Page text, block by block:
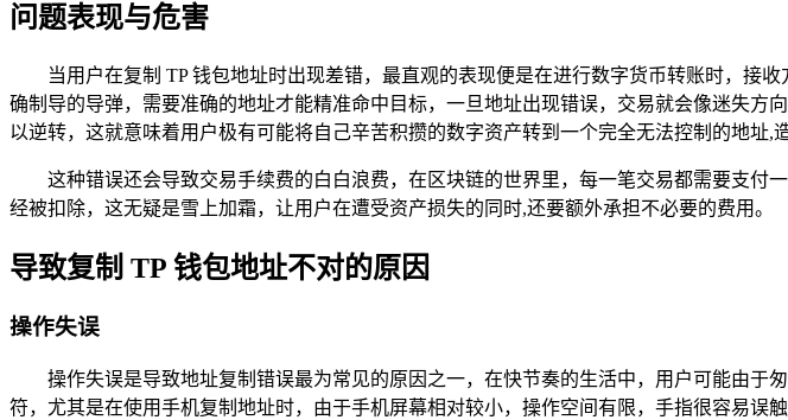
问题表现与危害
当用户在复制 TP 钱包地址时出现差错，最直观的表现便是在进行数字货币转账时，接
确制导的导弹，需要准确的地址才能精准命中目标，一旦地址出现错误，交易就会像迷失
以逆转，这就意味着用户极有可能将自己辛苦积攒的数字资产转到一个完全无法控制的地址,
这种错误还会导致交易手续费的白白浪费，在区块链的世界里，每一笔交易都需要支
经被扣除，这无疑是雪上加霜，让用户在遭受资产损失的同时,还要额外承担不必要的费用。
导致复制 TP 钱包地址不对的原因
操作失误
操作失误是导致地址复制错误最为常见的原因之一，在快节奏的生活中，用户可能由
符，尤其是在使用手机复制地址时，由于手机屏幕相对较小，操作空间有限，手指很容易